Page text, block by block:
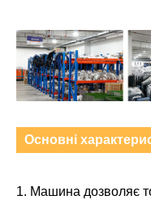
Основні
1. Машина дозволяє